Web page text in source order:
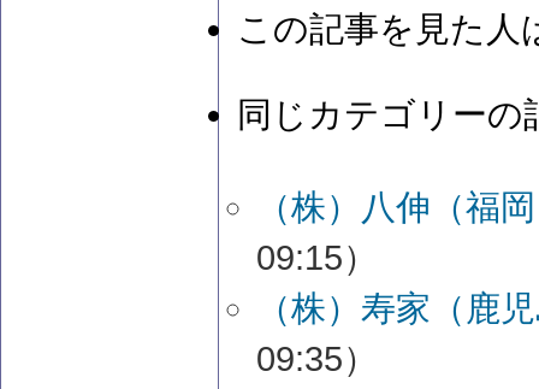
この記事を見た人
同じカテゴリーの
（株）八伸（福
09:15）
（株）寿家（鹿
09:35）